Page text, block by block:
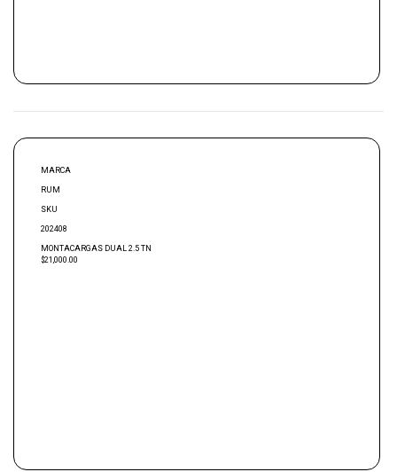
MARCA
RUM
SKU
202408
MONTACARGAS DUAL 2.5 TN
$21,000.00